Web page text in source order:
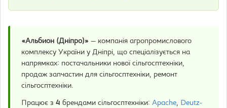
«Альбион (Дніпро)» — компанія агропромислового
комплексу України у Дніпрі, що спеціалізується на
напрямках: постачальники нової сільгосптехніки,
продаж запчастин для сільгосптехніки, ремонт
сільгосптехніки.
Працює з 4 брендами сільгосптехніки: Apache, Deutz-